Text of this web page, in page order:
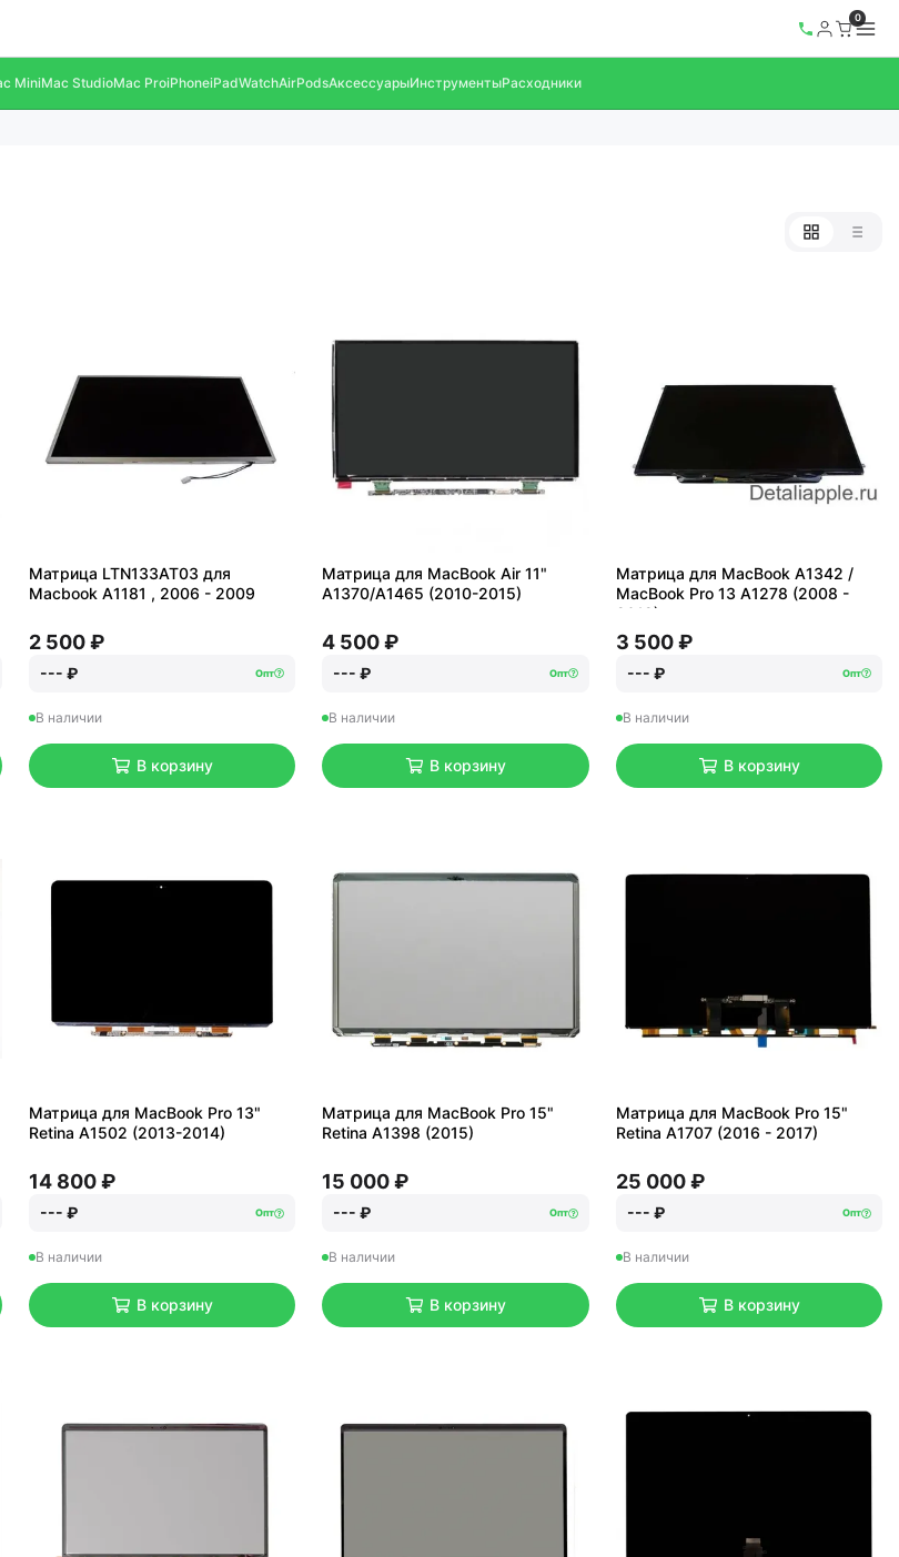
0
MiniMac StudioMac ProiPhoneiPadWatchAirPodsАксессуарыИнструментыРасходники
Матрица LTN133AT03 для
Macbook A1181 , 2006 - 2009
2 500 ₽
--- ₽ Опт
В наличии
В корзину
Матрица для MacBook Air 11"
A1370/A1465 (2010-2015)
4 500 ₽
--- ₽ Опт
В наличии
В корзину
Матрица для MacBook A1342 /
MacBook Pro 13 A1278 (2008 -
2012)
3 500 ₽
--- ₽ Опт
В наличии
В корзину
Матрица для MacBook Pro 13"
Retina A1502 (2013-2014)
14 800 ₽
--- ₽ Опт
В наличии
В корзину
Матрица для MacBook Pro 15"
Retina A1398 (2015)
15 000 ₽
--- ₽ Опт
В наличии
В корзину
Матрица для MacBook Pro 15"
Retina A1707 (2016 - 2017)
25 000 ₽
--- ₽ Опт
В наличии
В корзину